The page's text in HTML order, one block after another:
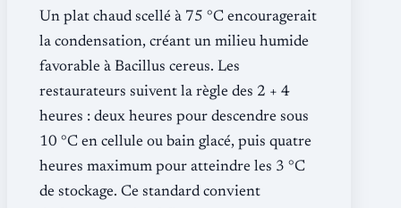
Un plat chaud scellé à 75 °C encouragerait
la condensation, créant un milieu humide
favorable à Bacillus cereus. Les
restaurateurs suivent la règle des 2 + 4
heures : deux heures pour descendre sous
10 °C en cellule ou bain glacé, puis quatre
heures maximum pour atteindre les 3 °C
de stockage. Ce standard convient